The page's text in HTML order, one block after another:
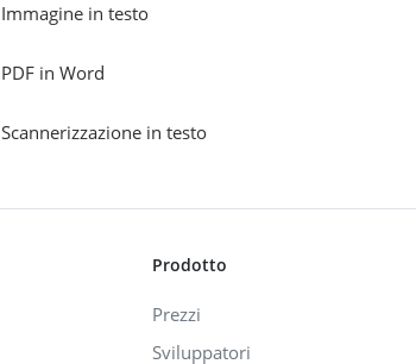
Immagine in testo
PDF in Word
Scannerizzazione in testo
Prodotto
Prezzi
Sviluppatori